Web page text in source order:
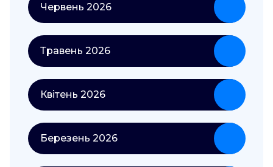
Червень 2026
Травень 2026
Квітень 2026
Березень 2026